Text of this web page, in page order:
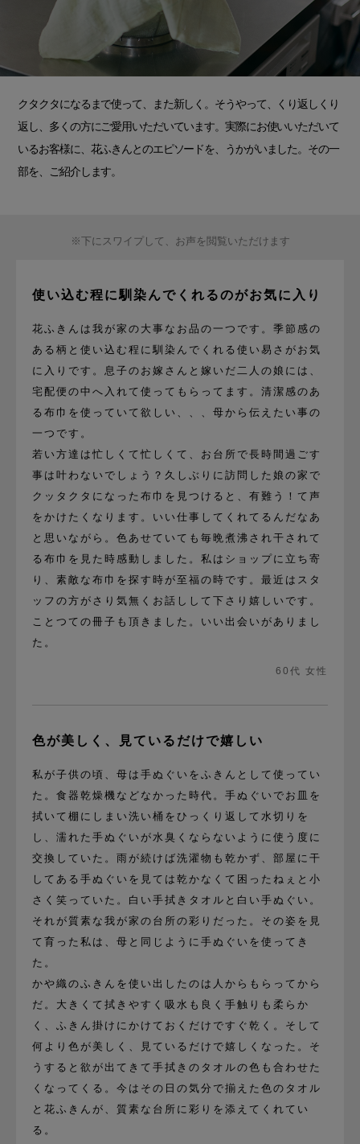
クタクタになるまで使って、また新しく。そうやって、くり返しくり
返し、多くの方にご愛用いただいています。実際にお使いいただいて
いるお客様に、花ふきんとのエピソードを、うかがいました。その一
部を、ご紹介します。
※下にスワイプして、お声を閲覧いただけます
使い込む程に馴染んでくれるのがお気に入り
花ふきんは我が家の大事なお品の一つです。季節感の
ある柄と使い込む程に馴染んでくれる使い易さがお気
に入りです。息子のお嫁さんと嫁いだ二人の娘には、
宅配便の中へ入れて使ってもらってます。清潔感のあ
る布巾を使っていて欲しい、、、母から伝えたい事の
一つです。
若い方達は忙しくて忙しくて、お台所で長時間過ごす
事は叶わないでしょう？久しぶりに訪問した娘の家で
クッタクタになった布巾を見つけると、有難う！て声
をかけたくなります。いい仕事してくれてるんだなあ
と思いながら。色あせていても毎晩煮沸され干されて
る布巾を見た時感動しました。私はショップに立ち寄
り、素敵な布巾を探す時が至福の時です。最近はスタ
ッフの方がさり気無くお話しして下さり嬉しいです。
ことつての冊子も頂きました。いい出会いがありまし
た。
60代 女性
色が美しく、見ているだけで嬉しい
私が子供の頃、母は手ぬぐいをふきんとして使ってい
た。食器乾燥機などなかった時代。手ぬぐいでお皿を
拭いて棚にしまい洗い桶をひっくり返して水切りを
し、濡れた手ぬぐいが水臭くならないように使う度に
交換していた。雨が続けば洗濯物も乾かず、部屋に干
してある手ぬぐいを見ては乾かなくて困ったねぇと小
さく笑っていた。白い手拭きタオルと白い手ぬぐい。
それが質素な我が家の台所の彩りだった。その姿を見
て育った私は、母と同じように手ぬぐいを使ってき
た。
かや織のふきんを使い出したのは人からもらってから
だ。大きくて拭きやすく吸水も良く手触りも柔らか
く、ふきん掛けにかけておくだけですぐ乾く。そして
何より色が美しく、見ているだけで嬉しくなった。そ
うすると欲が出てきて手拭きのタオルの色も合わせた
くなってくる。今はその日の気分で揃えた色のタオル
と花ふきんが、質素な台所に彩りを添えてくれてい
る。